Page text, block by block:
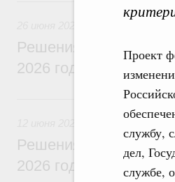
Проект
службу,
дел,
службе,
Решения, принятые
2026 года
Решения, принятые
2026 года